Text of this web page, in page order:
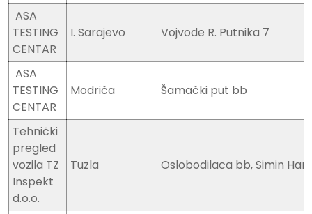
ASA
TESTING
CENTAR
I. Sarajevo Vojvode R. Putnika 7
ASA
TESTING
CENTAR
Modriča Šamački put bb
Tehnički
pregled
vozila TZ
Inspekt
d.o.o.
Tuzla Oslobodilaca bb, Simin Han